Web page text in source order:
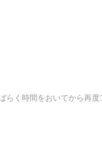
らく時間をおいてから再度